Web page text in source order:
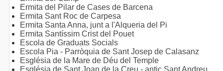
Ermita del Pilar de Cases de Barcena
Ermita Sant Roc de Carpesa
Ermita Santa Anna, junt a l'Alqueria del Pi
Ermita Santíssim Crist del Pouet
Escola de Graduats Socials
Escola Pia - Parròquia de Sant Josep de Calasanz
Església de la Mare de Déu del Temple
Església de Sant Joan de la Creu - antic Sant Andreu